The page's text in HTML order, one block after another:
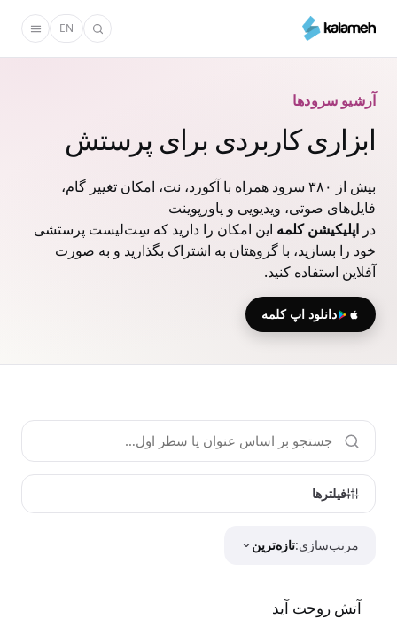
محتوای
EN
آرشیو سرودها
ابزاری کاربردی برای پرستش
بیش از ۳۸۰ سرود همراه با آکورد، نت، امکان تغییر گام،
فایل‌های صوتی، ویدیویی و پاورپوینت
در اپلیکیشن کلمه این امکان را دارید که سِت‌لیست پرستشی
خود را بسازید، با گروهتان به اشتراک بگذارید و به صورت
آفلاین استفاده کنید.
دانلود اپ کلمه
فیلترها
مرتب‌سازی:تازه‌ترین
آتش روحت آید